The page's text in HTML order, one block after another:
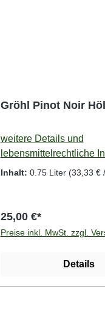
Gröhl Pinot Noir
weitere Details und
lebensmittelrechtliche
Inhalt: 0.75 Liter (33,33 €
25,00 €*
Preise inkl. MwSt. zzgl.
Details